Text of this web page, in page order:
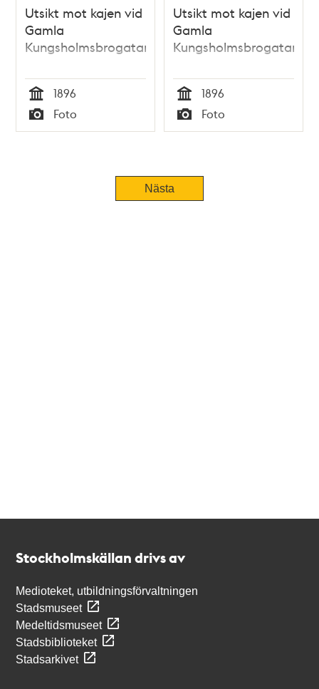
Utsikt mot kajen vid
Gamla
Kungsholmsbrogatan
Tid
1896
Typ
Foto
Utsikt mot kajen vid
Gamla
Kungsholmsbrogatan
Tid
1896
Typ
Foto
Nästa
Stockholmskällan drivs av
Medioteket, utbildningsförvaltningen
Stadsmuseet
Medeltidsmuseet
Stadsbiblioteket
Stadsarkivet